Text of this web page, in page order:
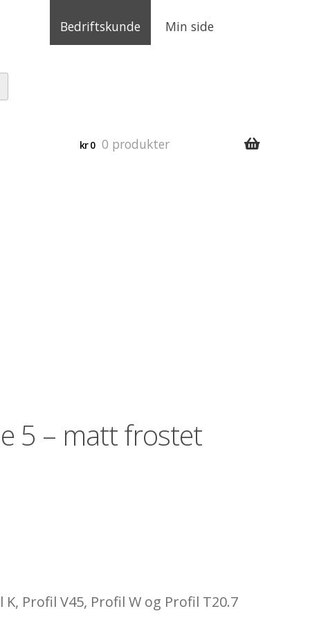
Bedriftskunde Min side
kr0 0 produkter
5 – matt frostet
Profil V45, Profil W og Profil T20.7